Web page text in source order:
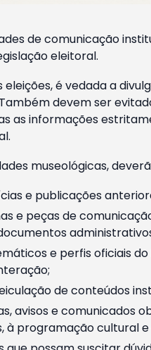
de comunicação
eleitoral.
é vedada a
devem ser
as informações
museológicas,
e publicações
e peças de
e perfis oficiais
de conteúdos
avisos e comunicados
à programação cultural